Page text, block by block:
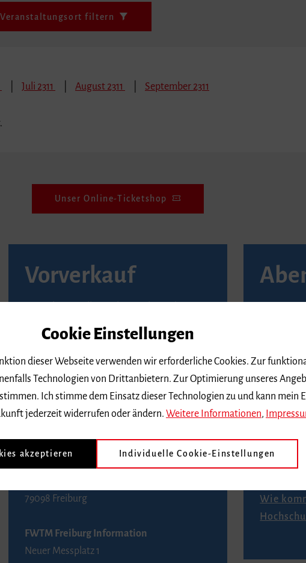
Veranstaltungsort filtern
Juli 2311 August 2311 September 2311
Unser Online-Ticketshop
Vorverkauf
Seite von Reservix.
BZ-Kartenservice Freiburg
Kaiser-Joseph-Straße 229
79098 Freiburg
Telefon 0761 4968888 (Reservierungen sind
79098 Freiburg
FWTM Freiburg Information
Neuer Messplatz 1
Karten
An der
Wie
Cookie Einstellungen
dieser Webseite verwenden wir erforderliche Cookies. Zur
Technologien von Drittanbietern. Zur Optimierung unseres
Ich stimme dem Einsatz dieser Technologien zu und kann mein
jederzeit widerrufen oder ändern. Weitere Informationen,
akzeptieren Individuelle Cookie-Einstellungen